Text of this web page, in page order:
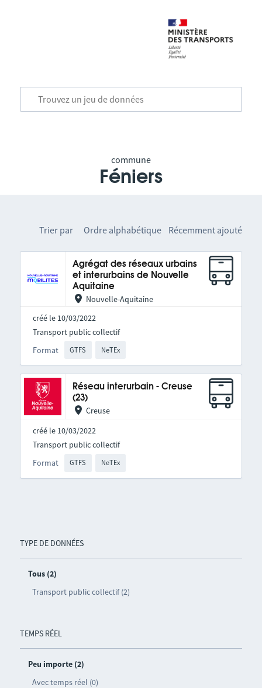
commune
Féniers
TYPE DE DONNÉES
Tous (2)
Transport public collectif (2)
TEMPS RÉEL
Peu importe (2)
Avec temps réel (0)
Trier par Ordre alphabétique Récemment ajouté
Agrégat des réseaux urbains
et interurbains de Nouvelle
Aquitaine
Nouvelle-Aquitaine
créé le 10/03/2022
Format GTFS NeTEx
Transport public collectif
Réseau interurbain - Creuse
(23)
Creuse
créé le 10/03/2022
Format GTFS NeTEx
Transport public collectif